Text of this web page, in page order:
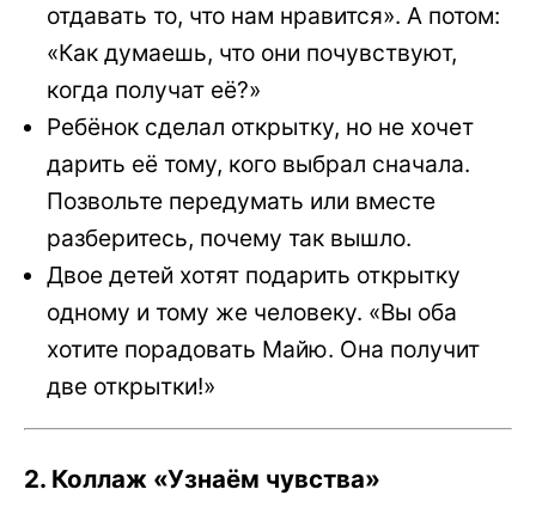
отдавать то, что нам нравится». А потом:
«Как думаешь, что они почувствуют,
когда получат её?»
Ребёнок сделал открытку, но не хочет
дарить её тому, кого выбрал сначала.
Позвольте передумать или вместе
разберитесь, почему так вышло.
Двое детей хотят подарить открытку
одному и тому же человеку. «Вы оба
хотите порадовать Майю. Она получит
две открытки!»
2. Коллаж «Узнаём чувства»